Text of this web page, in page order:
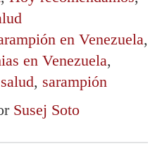
en Venezuela,
en Venezuela,
salud, sarampión
Susej Soto